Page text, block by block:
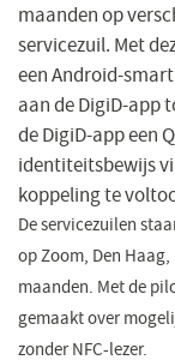
maanden op
servicezuil. Met
een Android-
aan de DigiD-app
de DigiD-app een
identiteitsbewijs
koppeling te
De servicezuilen
op Zoom, Den
maanden. Met de
gemaakt over
zonder NFC-lezer.